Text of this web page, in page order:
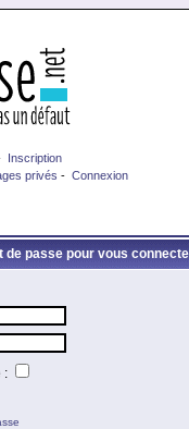
Inscription
privés - Connexion
passe pour vous
: